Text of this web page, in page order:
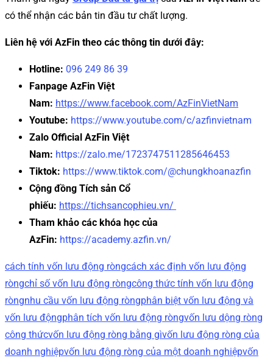
có thể nhận các bản tin đầu tư chất lượng.
Liên hệ với AzFin theo các thông tin dưới đây:
Hotline: 096 249 86 39
Fanpage AzFin Việt
Nam: https://www.facebook.com/AzFinVietNam
Youtube: https://www.youtube.com/c/azfinvietnam
Zalo Official AzFin Việt
Nam: https://zalo.me/1723747511285646453
Tiktok: https://www.tiktok.com/@chungkhoanazfin
Cộng đồng Tích sản Cổ
phiếu: https://tichsancophieu.vn/
Tham khảo các khóa học của
AzFin: https://academy.azfin.vn/
cách tính vốn lưu động ròngcách xác định vốn lưu động
ròngchỉ số vốn lưu động ròngcông thức tính vốn lưu động
ròngnhu cầu vốn lưu động ròngphân biệt vốn lưu động và
vốn lưu độngphân tích vốn lưu động ròngvốn lưu dộng ròng
công thứcvốn lưu động ròng bằng gìvốn lưu động ròng của
doanh nghiệpvốn lưu động ròng của một doanh nghiệpvốn